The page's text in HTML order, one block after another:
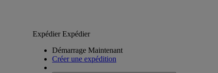
ExpédierExpédier
Démarrage Maintenant
Créer une expédition